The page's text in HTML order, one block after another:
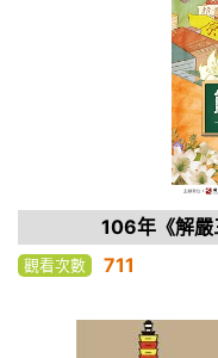
106年《解嚴
觀看次數 711